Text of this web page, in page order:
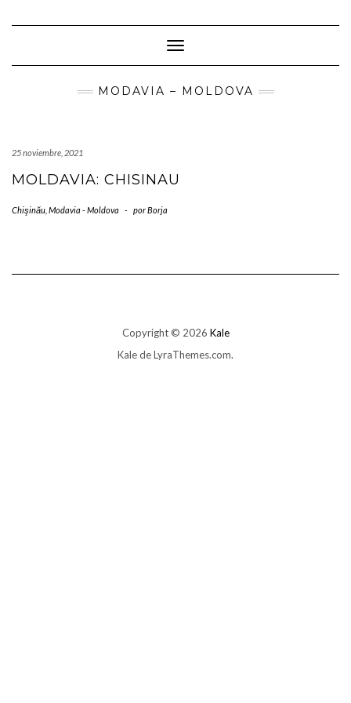
Cambiar modo de navegación
MODAVIA – MOLDOVA
25 noviembre, 2021
MOLDAVIA: CHISINAU
Chişinău Modavia - Moldova - porBorja
Copyright © 2026 Kale
Kalede LyraThemes.com.